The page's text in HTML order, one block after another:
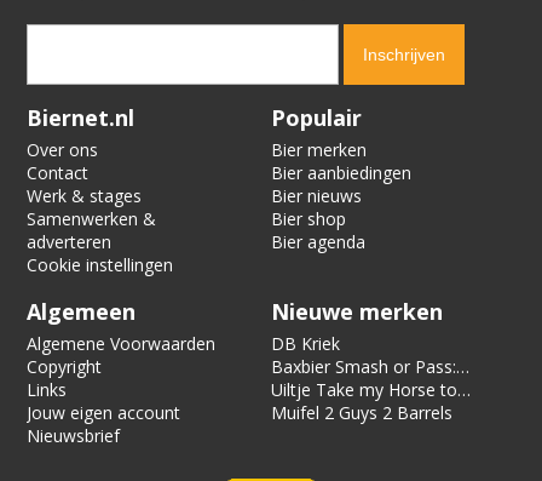
Verification code:
Biernet.nl
Over ons
Contact
Werk & stages
Samenwerken &
adverteren
Cookie instellingen
Populair
Bier merken
Bier aanbiedingen
Bier nieuws
Bier shop
Bier agenda
Algemeen
Algemene Voorwaarden
Copyright
Links
Jouw eigen account
Nieuwsbrief
Nieuwe merken
DB Kriek
Baxbier Smash or Pass:
Strata
Uiltje Take my Horse to
the Hotel Room
Muifel 2 Guys 2 Barrels